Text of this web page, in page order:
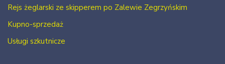
Rejs żeglarski ze skipperem po Zalewie Zegrzyńskim
Kupno-sprzedaż
Usługi szkutnicze